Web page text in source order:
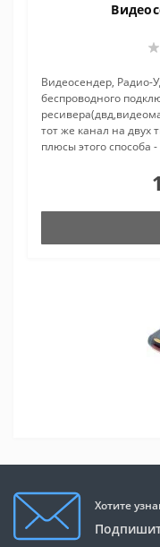
Видеосендер, Радио-
беспроводного
тот же канал на двух
плюсы этого способа
Хотите